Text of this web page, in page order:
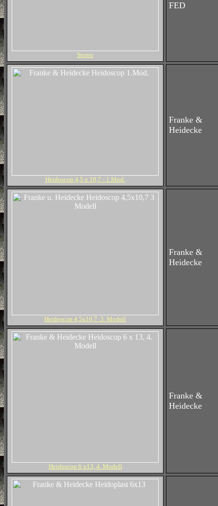
Stereo
FED
Heidoscop 4,5 x 10,7 - 1.Mod.
Franke &
Heidecke
Heidoscop 4,5x10,7 3. Modell
Franke &
Heidecke
Heidoscop 6 x13, 4. Modell
Franke &
Heidecke